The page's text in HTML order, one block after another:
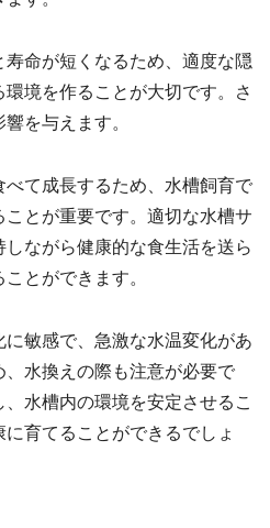
寿命が短くなるため、適度な隠
境を作ることが大切です。さ
を与えます。
て成長するため、水槽飼育で
ことが重要です。適切な水槽サ
ながら健康的な食生活を送ら
とができます。
に敏感で、急激な水温変化があ
水換えの際も注意が必要で
水槽内の環境を安定させるこ
育てることができるでしょ